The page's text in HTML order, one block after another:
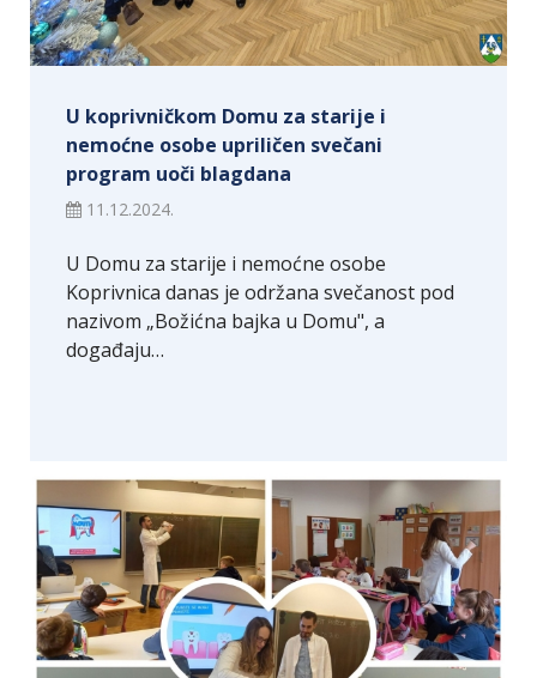
U koprivničkom Domu za starije i
nemoćne osobe upriličen svečani
program uoči blagdana
11.12.2024.
U Domu za starije i nemoćne osobe
Koprivnica danas je održana svečanost pod
nazivom „Božićna bajka u Domu", a
događaju…